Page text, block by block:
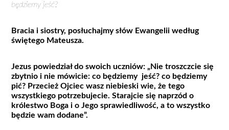
będziemy jeść?
Bracia i siostry, posłuchajmy słów Ewangelii według
świętego Mateusza.
Jezus powiedział do swoich uczniów: „Nie troszczcie się
zbytnio i nie mówicie: co będziemy jeść? co będziemy
pić? Przecież Ojciec wasz niebieski wie, że tego
wszystkiego potrzebujecie. Starajcie się naprzód o
królestwo Boga i o Jego sprawiedliwość, a to wszystko
będzie wam dodane”.